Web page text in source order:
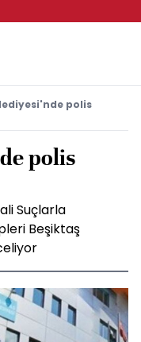
polis
polis
Suçlarla
Beşiktaş